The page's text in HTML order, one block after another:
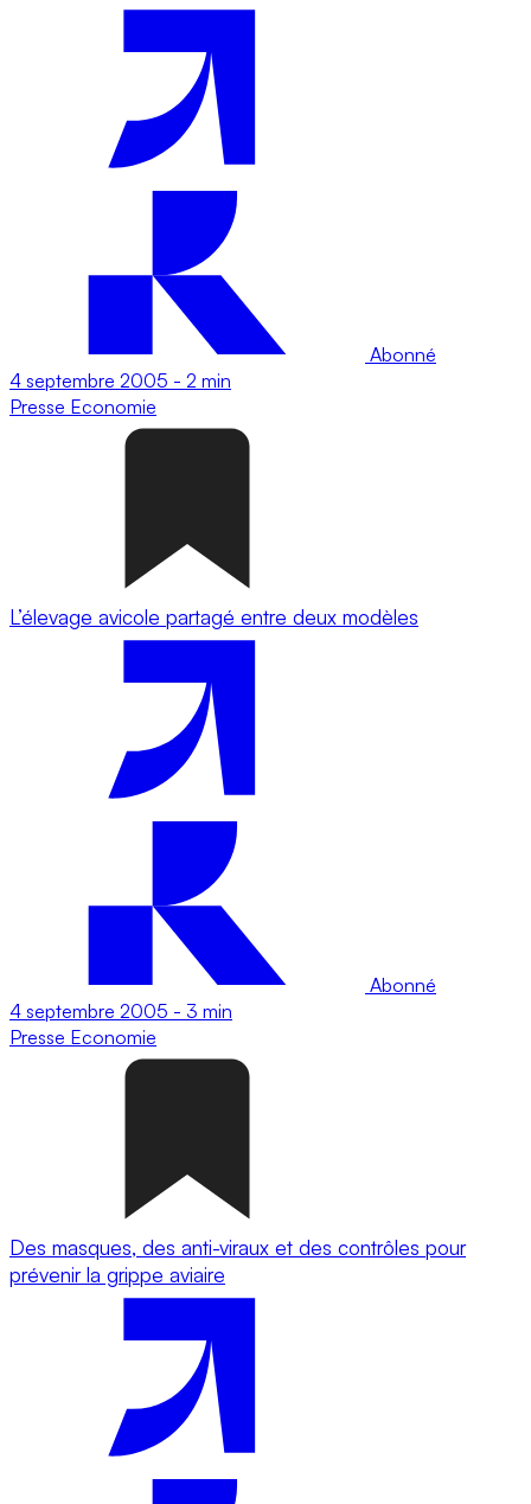
Abonné
4 septembre 2005 - 2 min
Presse Economie
L’élevage avicole partagé entre deux modèles
Abonné
4 septembre 2005 - 3 min
Presse Economie
Des masques, des anti-viraux et des contrôles pour
prévenir la grippe aviaire